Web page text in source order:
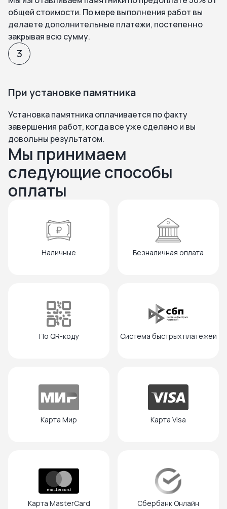
общей стоимости. По мере выполнения работ вы
делаете дополнительные платежи, постепенно
закрывая всю сумму.
3
При установке памятника
Установка памятника оплачивается по факту
завершения работ, когда все уже сделано и вы
довольны результатом.
Мы принимаем
следующие способы
оплаты
Наличные Безналичная оплата
По QR-коду Система быстрых платежей
Карта Мир Карта Visa
Карта MasterCard Cбербанк Онлайн